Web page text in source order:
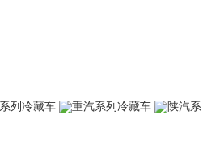
列冷藏车 重汽系列冷藏车
陕汽系